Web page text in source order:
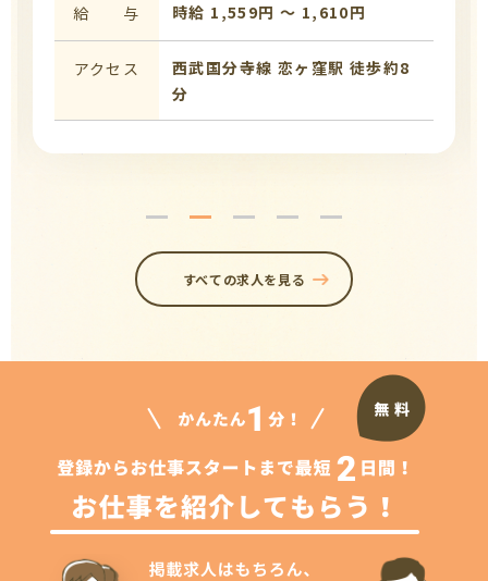
給 与 時給 1,559円 〜 1,610円
アクセス
西武国分寺線 恋ヶ窪駅 徒歩約8
分
すべての求人を見る